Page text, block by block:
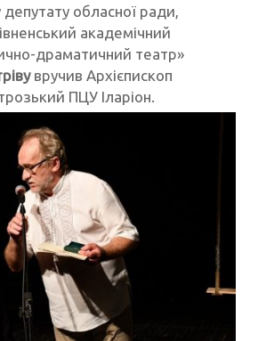
обласної ради,
академічний
драматичний театр»
вручив Архієпископ
ПЦУ Іларіон.